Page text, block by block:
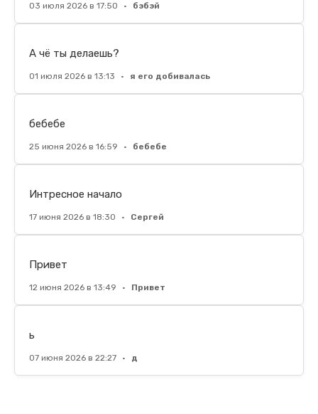
03 июля 2026 в 17:50 • бэбэй
А чё ты делаешь?
01 июля 2026 в 13:13 • я его добивалась
бебебе
25 июня 2026 в 16:59 • бебебе
Интресное начало
17 июня 2026 в 18:30 • Сергей
Привет
12 июня 2026 в 13:49 • Привет
ь
07 июня 2026 в 22:27 • д